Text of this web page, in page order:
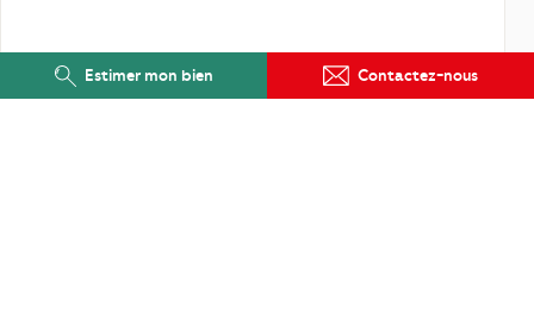
Contactez-nous
Estimer mon bien